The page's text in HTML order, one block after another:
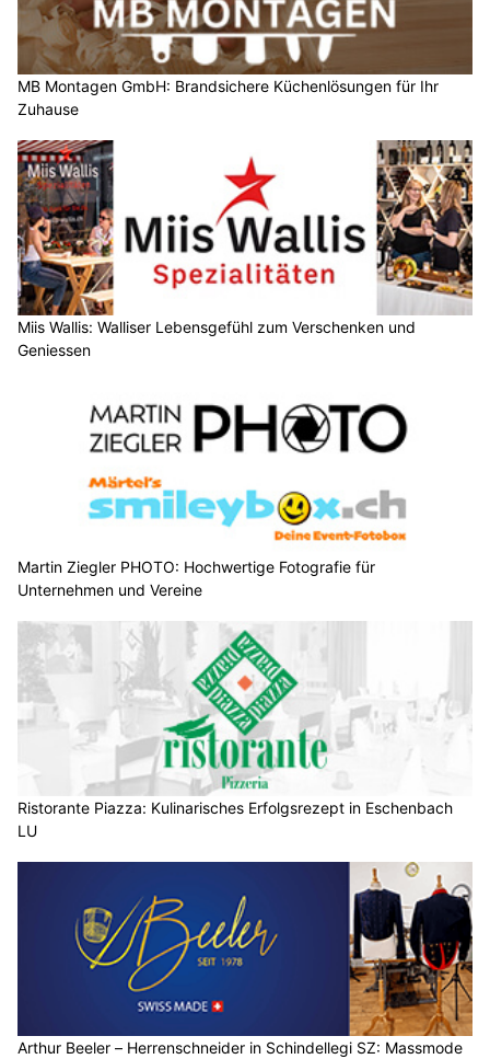
MB Montagen GmbH: Brandsichere Küchenlösungen für Ihr
Zuhause
Miis Wallis: Walliser Lebensgefühl zum Verschenken und
Geniessen
Martin Ziegler PHOTO: Hochwertige Fotografie für
Unternehmen und Vereine
Ristorante Piazza: Kulinarisches Erfolgsrezept in Eschenbach
LU
Arthur Beeler – Herrenschneider in Schindellegi SZ: Massmode